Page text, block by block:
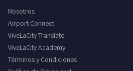
Nosotros
Airport Connect
ViveLaCity Translate
ViveLaCity Academy
Términos y Condiciones